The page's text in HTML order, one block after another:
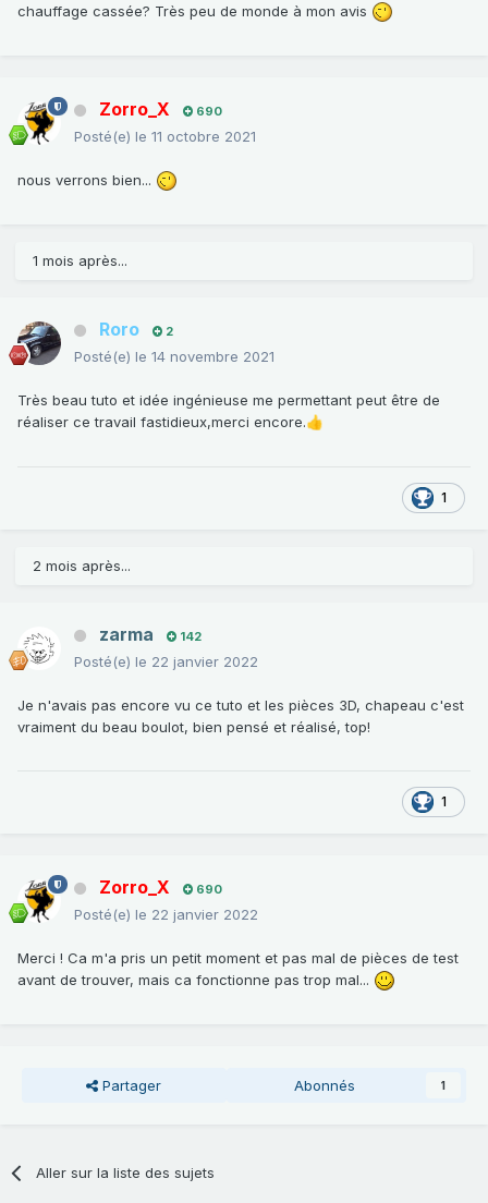
chauffage cassée? Très peu de monde à mon avis
Zorro_X 690
Posté(e) le 11 octobre 2021
nous verrons bien...
1 mois après...
Roro 2
Posté(e) le 14 novembre 2021
Très beau tuto et idée ingénieuse me permettant peut être de
réaliser ce travail fastidieux,merci encore.👍
1
2 mois après...
zarma 142
Posté(e) le 22 janvier 2022
Je n'avais pas encore vu ce tuto et les pièces 3D, chapeau c'est
vraiment du beau boulot, bien pensé et réalisé, top!
1
Zorro_X 690
Posté(e) le 22 janvier 2022
Merci ! Ca m'a pris un petit moment et pas mal de pièces de test
avant de trouver, mais ca fonctionne pas trop mal...
Partager Abonnés 1
Aller sur la liste des sujets